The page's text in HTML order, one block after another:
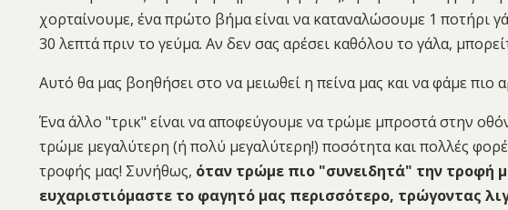
χορταίνουμε, ένα πρώτο βήμα είναι να καταναλώσουμε 1 ποτήρι
30 λεπτά πριν το γεύμα. Αν δεν σας αρέσει καθόλου το γάλα,
Αυτό θα μας βοηθήσει στο να μειωθεί η πείνα μας και να φάμε πιο
Ένα άλλο "τρικ" είναι να αποφεύγουμε να τρώμε μπροστά στην
τρώμε μεγαλύτερη (ή πολύ μεγαλύτερη!) ποσότητα και πολλές
τροφής μας! Συνήθως, όταν τρώμε πιο "συνειδητά" την τροφή
ευχαριστιόμαστε το φαγητό μας περισσότερο, τρώγοντας